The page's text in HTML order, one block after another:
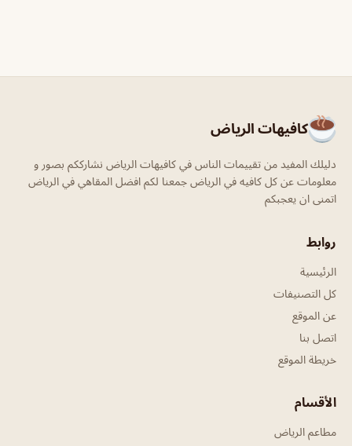
كافيهات الرياض
دليلك المفيد من تقييمات الناس في كافيهات الرياض نشارككم بصور و
معلومات عن كل كافيه في الرياض جمعنا لكم افضل المقاهي في الرياض
اتمنى ان يعجبكم
روابط
الرئيسية
كل التصنيفات
عن الموقع
اتصل بنا
خريطة الموقع
الأقسام
مطاعم الرياض